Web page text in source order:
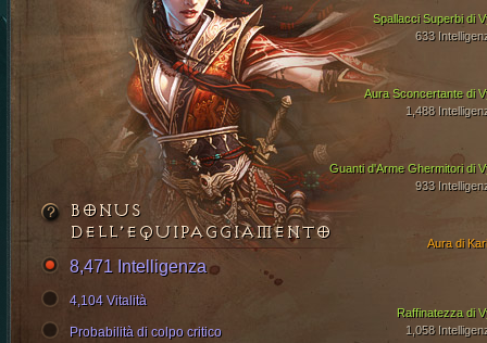
Aura Sconcertante di
1,488
Guanti d'Arme Ghermitori di
933
Spallacci Superbi di
633
Raffinatezza di
1,058
Aura di
BONUS
DELL’EQUIPAGGIAMENTO
8,471 Intelligenza
4,104 Vitalità
Probabilità di colpo critico